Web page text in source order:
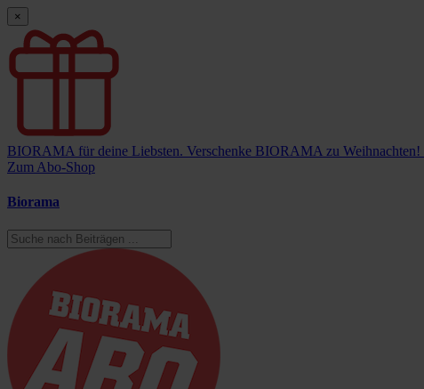
×
BIORAMA für deine Liebsten. Verschenke BIORAMA zu Weihnachten!
Zum Abo-Shop
Biorama